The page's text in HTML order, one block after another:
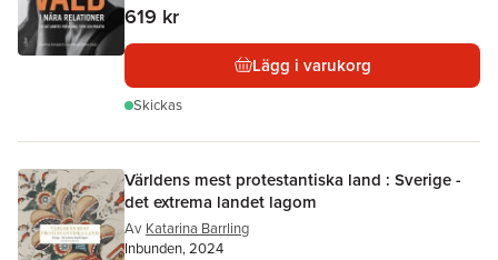
619 kr
Lägg i varukorg
Skickas
Världens mest protestantiska land : Sverige -
det extrema landet lagom
Av Katarina Barrling
Inbunden, 2024